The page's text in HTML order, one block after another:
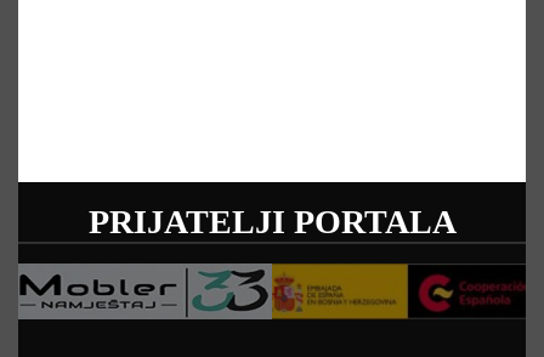
PRIJATELJI PORTALA